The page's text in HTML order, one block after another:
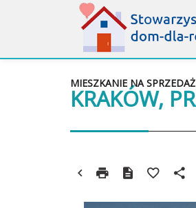
KRAKÓW,
MIESZKANIE NA SPRZEDAŻ